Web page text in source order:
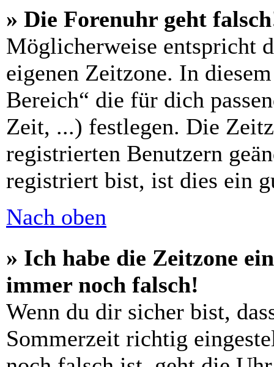
» Die Forenuhr geht
Möglicherweise entspricht
eigenen Zeitzone. In
Bereich“ die für dich
Zeit, ...) festlegen. Die
registrierten Benutzern
registriert bist, ist dies ein
Nach oben
» Ich habe die Zeitzone
immer noch falsch!
Wenn du dir sicher bist,
Sommerzeit richtig